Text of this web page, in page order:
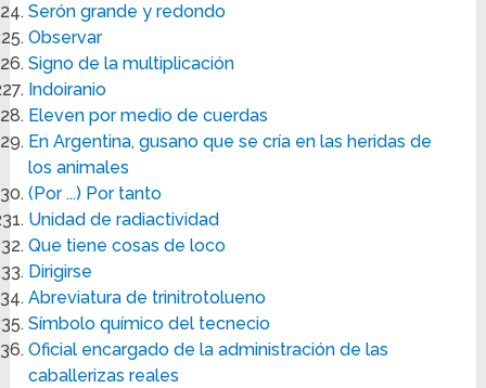
Serón grande y redondo
Observar
Signo de la multiplicación
Indoiranio
Eleven por medio de cuerdas
En Argentina, gusano que se cría en las heridas de
los animales
(Por ...) Por tanto
Unidad de radiactividad
Que tiene cosas de loco
Dirigirse
Abreviatura de trinitrotolueno
Símbolo químico del tecnecio
Oficial encargado de la administración de las
caballerizas reales